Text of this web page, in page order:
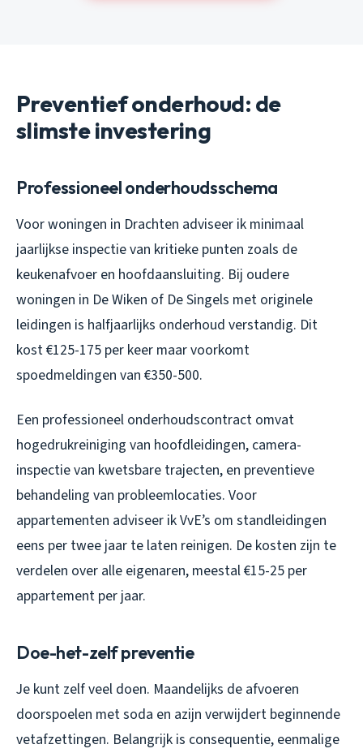
Preventief onderhoud: de
slimste investering
Professioneel onderhoudsschema
Voor woningen in Drachten adviseer ik minimaal
jaarlijkse inspectie van kritieke punten zoals de
keukenafvoer en hoofdaansluiting. Bij oudere
woningen in De Wiken of De Singels met originele
leidingen is halfjaarlijks onderhoud verstandig. Dit
kost €125-175 per keer maar voorkomt
spoedmeldingen van €350-500.
Een professioneel onderhoudscontract omvat
hogedrukreiniging van hoofdleidingen, camera-
inspectie van kwetsbare trajecten, en preventieve
behandeling van probleemlocaties. Voor
appartementen adviseer ik VvE’s om standleidingen
eens per twee jaar te laten reinigen. De kosten zijn te
verdelen over alle eigenaren, meestal €15-25 per
appartement per jaar.
Doe-het-zelf preventie
Je kunt zelf veel doen. Maandelijks de afvoeren
doorspoelen met soda en azijn verwijdert beginnende
vetafzettingen. Belangrijk is consequentie, eenmalige